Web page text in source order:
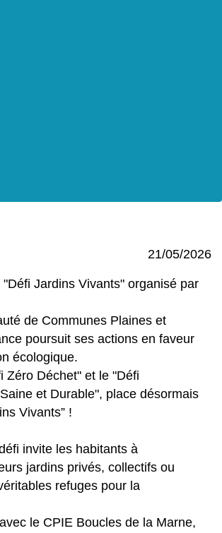
21/05/2026
Jardins Vivants" organisé par
de Communes Plaines et
poursuit ses actions en faveur
écologique.
Zéro Déchet" et le "Défi
et Durable", place désormais
Vivants” !
invite les habitants à
jardins privés, collectifs ou
refuges pour la
le CPIE Boucles de la Marne,